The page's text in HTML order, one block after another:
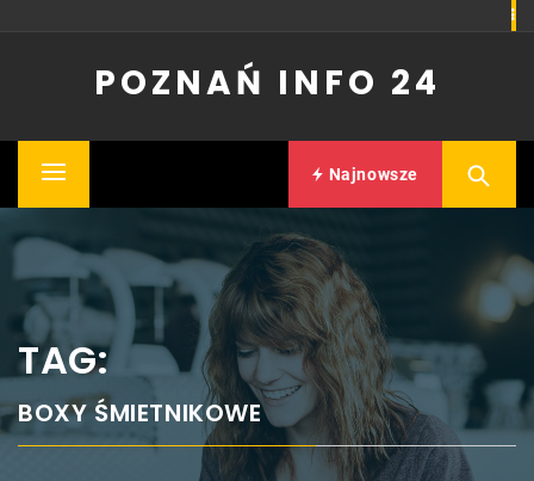
POZNAŃ INFO 24
Primary
Najnowsze
TAG:
BOXY ŚMIETNIKOWE